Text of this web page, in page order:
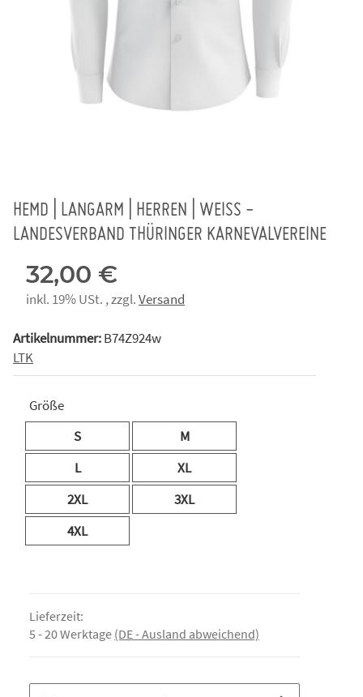
HEMD | LANGARM | HERREN | WEISS -
LANDESVERBAND THÜRINGER KARNEVALVEREINE
32,00 €
inkl. 19% USt. , zzgl.Versand
Artikelnummer:B74Z924w
LTK
Größe
S
M
L
XL
2XL
3XL
4XL
Lieferzeit:
5 - 20 Werktage (DE - Ausland abweichend)